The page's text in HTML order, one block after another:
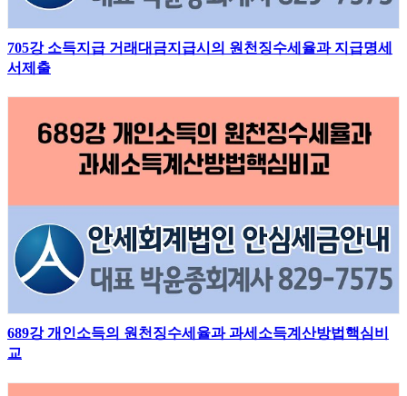
705강 소득지급 거래대금지급시의 원천징수세율과 지급명세
서제출
689강 개인소득의 원천징수세율과 과세소득계산방법핵심비
교